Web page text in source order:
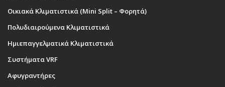
Οικιακά Κλιματιστικά (Mini Split – Φορητά)
Πολυδιαιρούμενα Κλιματιστικά
Ημιεπαγγελματικά Κλιματιστικά
Συστήματα VRF
Αφυγραντήρες